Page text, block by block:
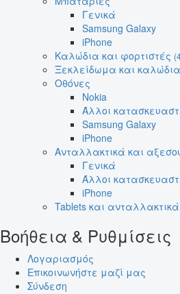
Γενικά
Samsung Galaxy
iPhone
Καλώδια και φορτιστές
Ξεκλείδωμα και
Οθόνες
Nokia
Άλλοι
Samsung Galaxy
iPhone
Ανταλλακτικά και
Γενικά
Άλλοι
iPhone
Tablets και ανταλλακτικά
Βοήθεια & Ρυθμίσεις
Λογαριασμός
Επικοινωνήστε μαζί μας
Σύνδεση